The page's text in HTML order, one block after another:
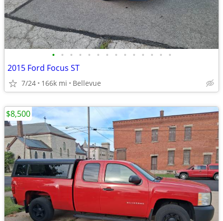
• • • • • • • • • • • • • •
2015 Ford Focus ST
7/24 166k mi Bellevue
$8,500